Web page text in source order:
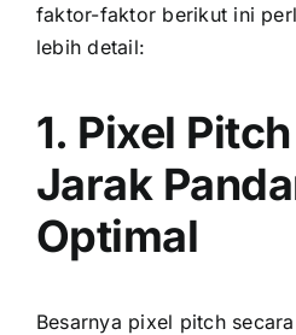
faktor-faktor berikut іnі
lеbіh detail:
1. Pixel
Jarak
Optimal
Besarnya pixel pitch